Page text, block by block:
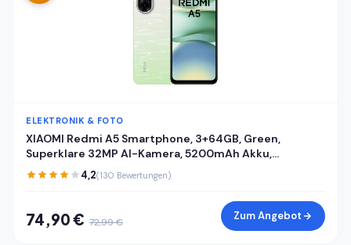
ELEKTRONIK & FOTO
XIAOMI Redmi A5 Smartphone, 3+64GB, Green,
Superklare 32MP AI-Kamera, 5200mAh Akku,
Leistungsstarker Octa-Core-Prozessor, Immersives
6,88" 120Hz Display
4,2(130 Bewertungen)
74,90 € 72,99 € Zum Angebot